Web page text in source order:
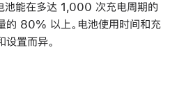
能在多达 1,000 次充电周期的
的 80% 以上。电池使用时间和充
置而异。